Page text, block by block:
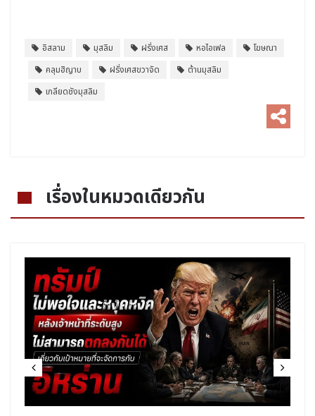
อิสลาม มุสลิม ฝรั่งเศส หอไอเฟล
โฆษณา
คลุมฮิญาบ
ฝรั่งเศสขวาจัด
ต้านมุสลิม
เกลียดชังมุสลิม
เรื่องในหมวดเดียวกัน